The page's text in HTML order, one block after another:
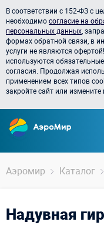
В соответствии с 152-ФЗ с
необходимосогласие на
персональных данных ,
формах обратной связи, в
услуги не являются
используются
согласия. Продолжая
применением всех типов
закройте сайт или измените
Аэромир Каталог
Надувная